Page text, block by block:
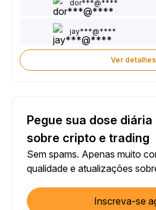
dor***@****
jay***@****
Ver detalhes
Pegue sua dose
sobre cripto e trading
Sem spams. Apenas muito
qualidade e atualizações
Inscreva-se